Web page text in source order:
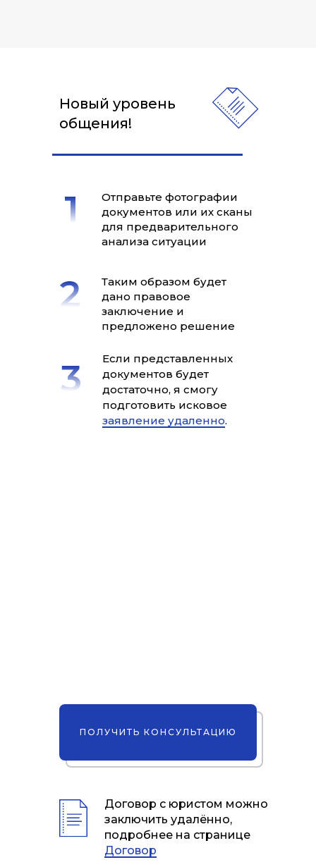
Новый уровень
общения!
Отправьте фотографии
документов или их сканы
для предварительного
анализа ситуации
Таким образом будет
дано правовое
заключение и
предложено решение
Если представленных
документов будет
достаточно, я смогу
подготовить исковое
заявление удаленно.
ПОЛУЧИТЬ КОНСУЛЬТАЦИЮ
Договор с юристом можно
заключить удалённо,
подробнее на странице
Договор